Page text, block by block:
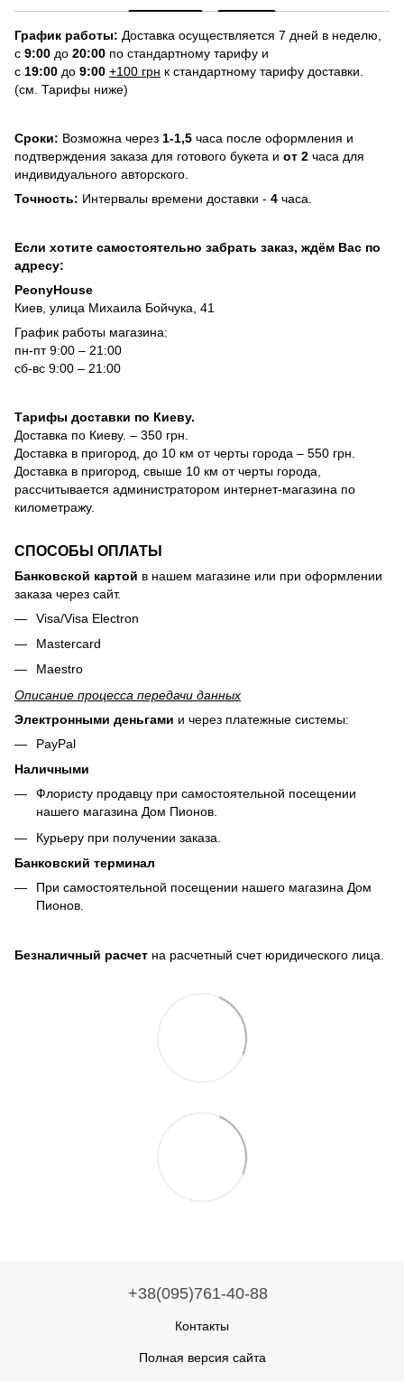
График работы: Доставка осуществляется 7 дней в неделю,
с 9:00 до 20:00 по стандартному тарифу и
с 19:00 до 9:00 +100 грн к стандартному тарифу доставки.
(см. Тарифы ниже)
Сроки: Возможна через 1-1,5 часа после оформления и
подтверждения заказа для готового букета и от 2 часа для
индивидуального авторского.
Точность: Интервалы времени доставки - 4 часа.
Если хотите самостоятельно забрать заказ, ждём Вас по
адресу:
PeonyHouse
Киев, улица Михаила Бойчука, 41
График работы магазина:
пн-пт 9:00 – 21:00
сб-вс 9:00 – 21:00
Тарифы доставки по Киеву.
Доставка по Киеву. – 350 грн.
Доставка в пригород, до 10 км от черты города – 550 грн.
Доставка в пригород, свыше 10 км от черты города,
рассчитывается администратором интернет-магазина по
километражу.
СПОСОБЫ ОПЛАТЫ
Банковской картой в нашем магазине или при оформлении
заказа через сайт.
Visa/Visa Electron
Mastercard
Maestro
Описание процесса передачи данных
Электронными деньгами и через платежные системы:
PayPal
Наличными
Флористу продавцу при самостоятельной посещении
нашего магазина Дом Пионов.
Курьеру при получении заказа.
Банковский терминал
При самостоятельной посещении нашего магазина Дом
Пионов.
Безналичный расчет на расчетный счет юридического лица.
+38(095)761-40-88
Контакты
Полная версия сайта